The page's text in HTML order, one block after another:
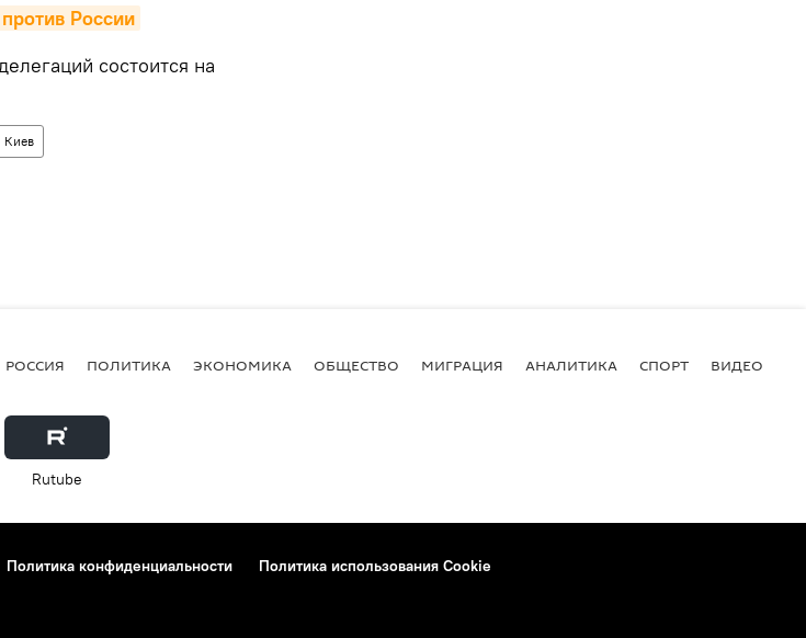
России
состоится на
Киев
РОССИЯ ПОЛИТИКА ЭКОНОМИКА ОБЩЕСТВО МИГРАЦИЯ АНАЛИТИКА СПОРТ ВИДЕО
Rutube
Политика конфиденциальности
Политика использования Cookie